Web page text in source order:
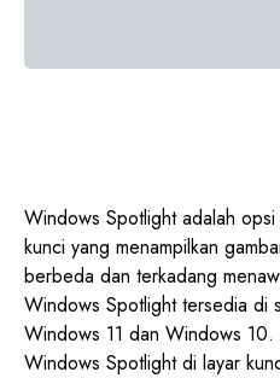
Windows Spotlight adalah
kunci yang menampilkan
berbeda dan terkadang
Windows Spotlight tersedia di
Windows 11 dan Windows 10.
Windows Spotlight di layar